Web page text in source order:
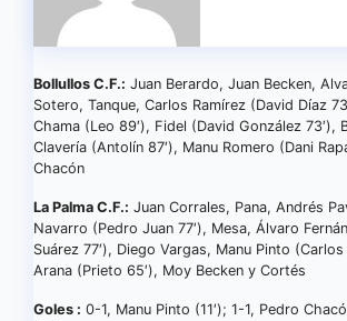
Bollullos C.F.: Juan Berardo, Juan Becken,
Sotero, Tanque, Carlos Ramírez (David Díaz
Chama (Leo 89′), Fidel (David González 73′),
Clavería (Antolín 87′), Manu Romero (Dani
Chacón
La Palma C.F.: Juan Corrales, Pana, Andrés
Navarro (Pedro Juan 77′), Mesa, Álvaro
Suárez 77′), Diego Vargas, Manu Pinto
Arana (Prieto 65′), Moy Becken y Cortés
Goles : 0-1, Manu Pinto (11′); 1-1, Pedro